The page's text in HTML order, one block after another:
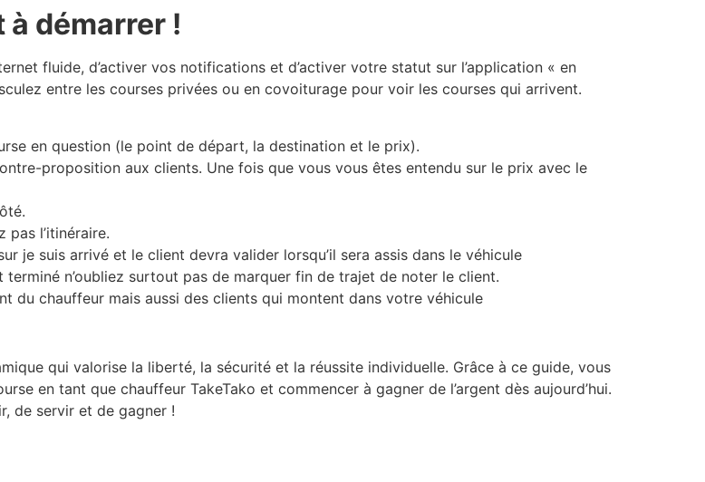
démarrer !
fluide, d’activer vos notifications et d’activer votre statut sur l’application « en
entre les courses privées ou en covoiturage pour voir les courses qui arrivent.
en question (le point de départ, la destination et le prix).
proposition aux clients. Une fois que vous vous êtes entendu sur le prix avec le
pas l’itinéraire.
je suis arrivé et le client devra valider lorsqu’il sera assis dans le véhicule
n’oubliez surtout pas de marquer fin de trajet de noter le client.
du chauffeur mais aussi des clients qui montent dans votre véhicule
qui valorise la liberté, la sécurité et la réussite individuelle. Grâce à ce guide, vous
en tant que chauffeur TakeTako et commencer à gagner de l’argent dès aujourd’hui.
de servir et de gagner !